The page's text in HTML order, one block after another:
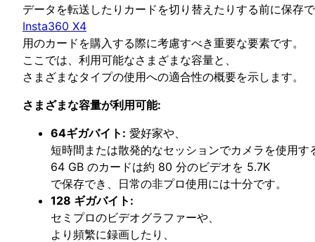
データを転送したりカードを切り替えたりする前に保存
Insta360 X4
用のカードを購入する際に考慮すべき重要な要素です。
ここでは、利用可能なさまざまな容量と、
さまざまなタイプの使用への適合性の概要を示します。
さまざまな容量が利用可能:
64ギガバイト: 愛好家や、
短時間または散発的なセッションでカメラを使用す
64 GB のカードは約 80 分のビデオを 5.7K
で保存でき、日常の非プロ使用には十分です。
128 ギガバイト:
セミプロのビデオグラファーや、
より頻繁に録画したり、